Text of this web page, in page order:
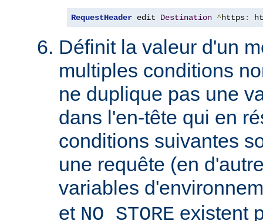
RequestHeader edit Destination ^https:
Définit la valeur d'un
multiples conditions
ne duplique pas une
dans l'en-tête qui en
conditions suivantes
une requête (en
variables
et NO_STORE existent